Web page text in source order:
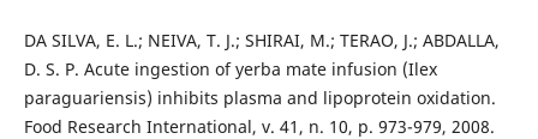
DA SILVA, E. L.; NEIVA, T. J.; SHIRAI, M.; TERAO, J.; ABDALLA,
D. S. P. Acute ingestion of yerba mate infusion (Ilex
paraguariensis) inhibits plasma and lipoprotein oxidation.
Food Research International, v. 41, n. 10, p. 973-979, 2008.